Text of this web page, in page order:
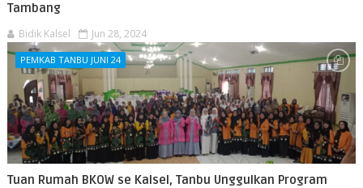
Tambang
Bidik Kalsel Jun 28, 2024
PEMKAB TANBU JUNI 24
Tuan Rumah BKOW se Kalsel, Tanbu Unggulkan Program